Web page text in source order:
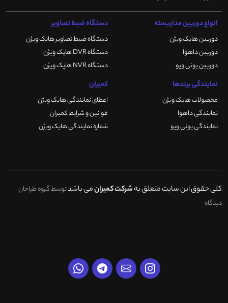
انواع دوربین مداربسته
دوربین هایک ویژن
دوربین داهوا
دوربین یونی ویو
دستگاه ضبط تصاویر
دستگاه ضبط تصاویر هایک ویژن
دستگاه DVR هایک ویژن
دستگاه NVR هایک ویژن
نمایندگی برندها
محصولات هایک ویژن
نمایندگی داهوا
نمایندگی یونی ویو
کمیران
اعطای نمایندگی هایک ویژن
قوانین و شرایط کمیران
شماره نمایندگی هایک ویژن
کلی حقوق این سایت متعلق بهشرکت کمیرانمی باشدتوسط گروه طراحان
دیدگاه